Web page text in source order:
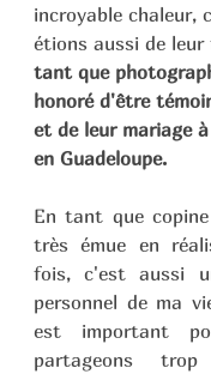
incroyable chaleur,
étions aussi de leur
tant que
honoré d'être
et de leur mariage
en Guadeloupe.
En tant que
très émue en
fois, c'est aussi
personnel de ma
est important
partageons